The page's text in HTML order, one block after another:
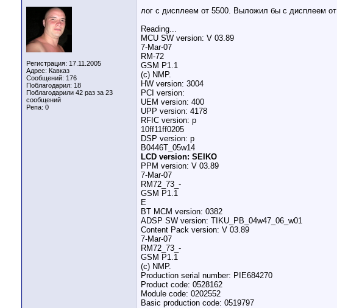
Регистрация: 17.11.2005
Адрес: Кавказ
Сообщений: 176
Поблагодарил: 18
Поблагодарили 42 раз за 23
сообщений
Репа: 0
лог с дисплеем от 5500. Выложил бы с дисплеем
Reading...
MCU SW version: V 03.89
7-Mar-07
RM-72
GSM P1.1
(c) NMP.
HW version: 3004
PCI version:
UEM version: 400
UPP version: 4178
RFIC version: p
10ff11ff0205
DSP version: p
B0446T_05w14
LCD version: SEIKO
PPM version: V 03.89
7-Mar-07
RM72_73_-
GSM P1.1
E
BT MCM version: 0382
ADSP SW version: TIKU_PB_04w47_06_w01
Content Pack version: V 03.89
7-Mar-07
RM72_73_-
GSM P1.1
(c) NMP.
Production serial number: PIE684270
Product code: 0528162
Module code: 0202552
Basic production code: 0519797